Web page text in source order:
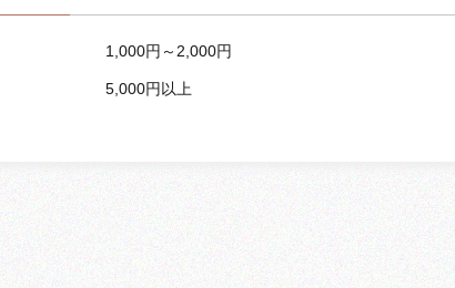
1,000円～2,000円
5,000円以上